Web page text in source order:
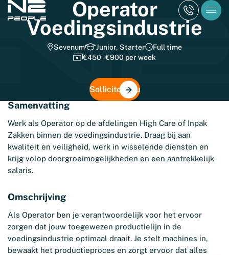
Operator
Voedingsindustrie
Sevenum Junior, Starter
Full time
€450 - €900 per week
Solliciteer nu
Samenvatting
Werk als Operator op de afdelingen High Care of Inpak
Zakken binnen de voedingsindustrie. Draag bij aan
kwaliteit en veiligheid, werk in wisselende diensten en
krijg volop doorgroeimogelijkheden en een aantrekkelijk
salaris.
Omschrijving
Als Operator ben je verantwoordelijk voor het ervoor
zorgen dat jouw toegewezen productielijn in de
voedingsindustrie optimaal draait. Je stelt machines in,
bewaakt het productieproces en zorgt ervoor dat alles